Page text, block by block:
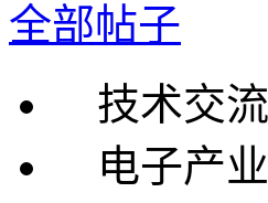
全部帖子
技术交流
电子产业